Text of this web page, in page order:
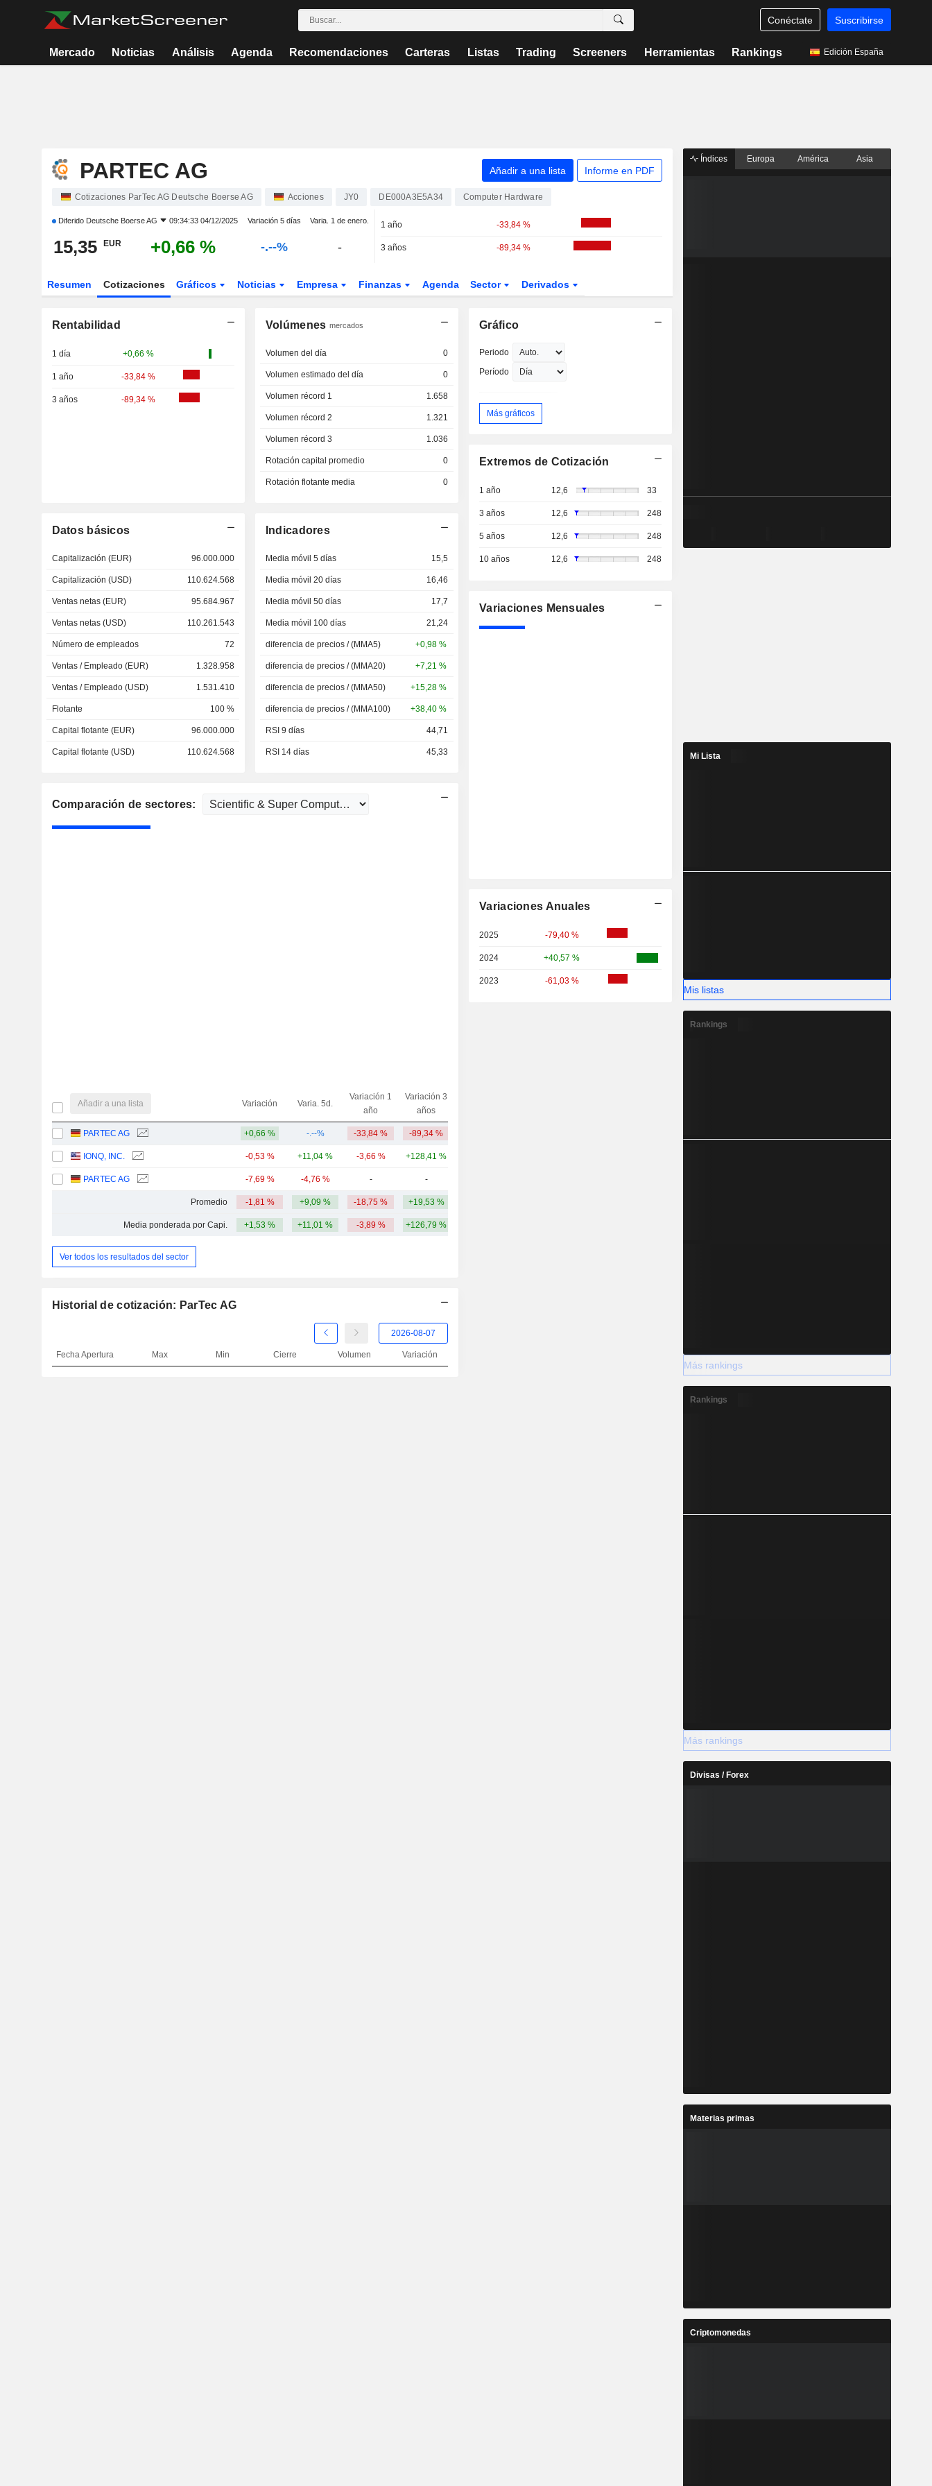
Conéctate Suscribirse
Mercado Noticias Análisis Agenda Recomendaciones Carteras Listas Trading Screeners Herramientas Rankings Edición España
PARTEC AG Añadir a una lista Informe en PDF
Cotizaciones ParTec AG Deutsche Boerse AG Acciones JY0 DE000A3E5A34 Computer Hardware
Diferido Deutsche Boerse AG 09:34:33 04/12/2025 Variación 5 días Varia. 1 de enero.
15,35 EUR +0,66 % -.--% -
1 año -33,84 %
3 años -89,34 %
Resumen Cotizaciones Gráficos Noticias Empresa Finanzas Agenda Sector Derivados
Rentabilidad
1 día +0,66 %
1 año -33,84 %
3 años -89,34 %
Volúmenes mercados
Volumen del día 0
Volumen estimado del día 0
Volumen récord 1 1.658
Volumen récord 2 1.321
Volumen récord 3 1.036
Rotación capital promedio 0
Rotación flotante media 0
Datos básicos
Capitalización (EUR) 96.000.000
Capitalización (USD) 110.624.568
Ventas netas (EUR) 95.684.967
Ventas netas (USD) 110.261.543
Número de empleados 72
Ventas / Empleado (EUR) 1.328.958
Ventas / Empleado (USD) 1.531.410
Flotante 100 %
Capital flotante (EUR) 96.000.000
Capital flotante (USD) 110.624.568
Indicadores
Media móvil 5 días 15,5
Media móvil 20 días 16,46
Media móvil 50 días 17,7
Media móvil 100 días 21,24
diferencia de precios / (MMA5) +0,98 %
diferencia de precios / (MMA20) +7,21 %
diferencia de precios / (MMA50) +15,28 %
diferencia de precios / (MMA100) +38,40 %
RSI 9 días 44,71
RSI 14 días 45,33
Comparación de sectores:
Añadir a una lista Variación Varia. 5d.
Variación 1
año
Variación 3
años
PARTEC AG +0,66 % -.--% -33,84 % -89,34 %
IONQ, INC. -0,53 % +11,04 % -3,66 % +128,41 %
PARTEC AG -7,69 % -4,76 % - -
Promedio -1,81 % +9,09 % -18,75 % +19,53 %
Media ponderada por Capi. +1,53 % +11,01 % -3,89 % +126,79 %
Ver todos los resultados del sector
Historial de cotización: ParTec AG
FechaApertura Max Min Cierre Volumen Variación
Gráfico
Periodo
Período
Más gráficos
Extremos de Cotización
1 año 12,6 33
3 años 12,6 248
5 años 12,6 248
10 años 12,6 248
Variaciones Mensuales
Variaciones Anuales
2025 -79,40 %
2024 +40,57 %
2023 -61,03 %
Índices Europa América Asia
Mi Lista
Mis listas
Rankings
Más rankings
Rankings
Más rankings
Divisas / Forex
Materias primas
Criptomonedas